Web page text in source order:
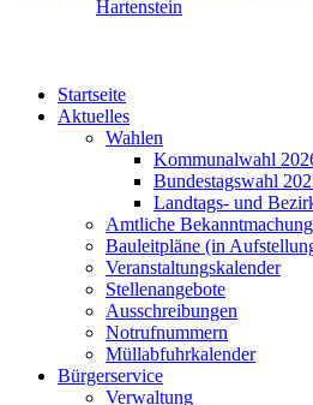
Startseite
Aktuelles
Wahlen
Kommunalwahl
Bundestagswahl
Landtags- und
Amtliche
Bauleitpläne (in
Veranstaltungskalender
Stellenangebote
Ausschreibungen
Notrufnummern
Müllabfuhrkalender
Bürgerservice
Verwaltung